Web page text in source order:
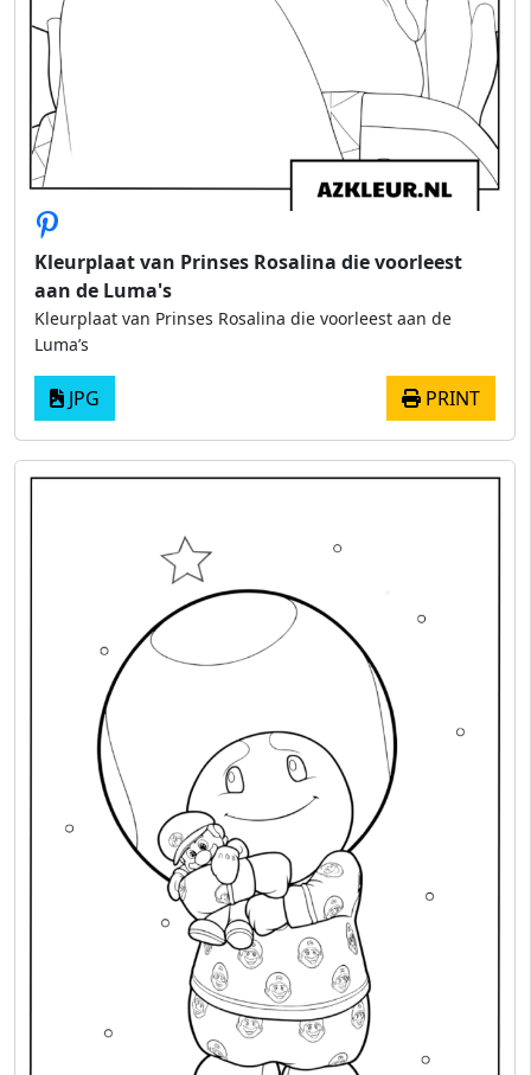
Kleurplaat van Prinses Rosalina die voorleest
aan de Luma's
Kleurplaat van Prinses Rosalina die voorleest aan de
Luma’s
JPG PRINT